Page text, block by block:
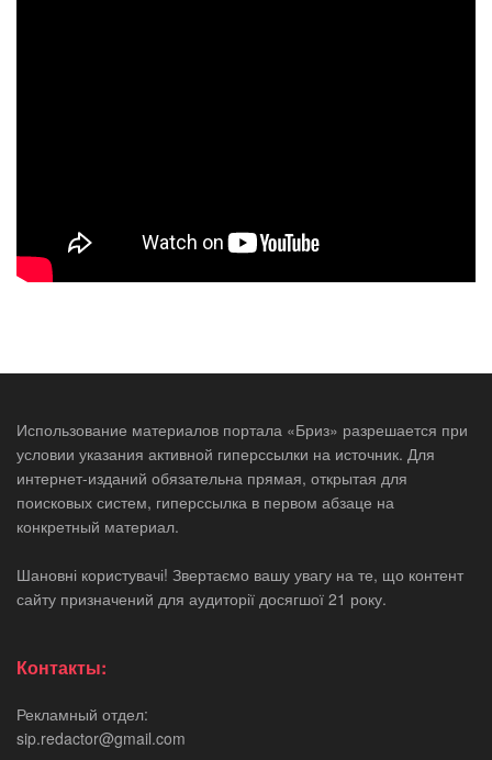
Использование материалов портала «Бриз» разрешается при
условии указания активной гиперссылки на источник. Для
интернет-изданий обязательна прямая, открытая для
поисковых систем, гиперссылка в первом абзаце на
конкретный материал.
Шановні користувачі! Звертаємо вашу увагу на те, що контент
сайту призначений для аудиторії досягшої 21 року.
Контакты:
Рекламный отдел:
sip.redactor@gmail.com